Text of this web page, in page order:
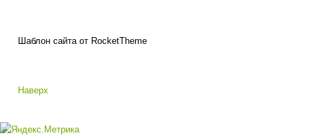
Шаблон сайта от RocketTheme
Наверх